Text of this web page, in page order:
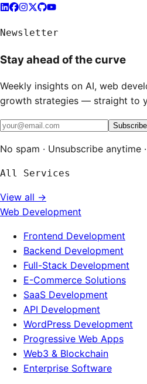
Newsletter
Stay ahead of the curve
Weekly insights on AI, web
growth strategies — straight to
Subscribe
No spam · Unsubscribe anytime
All Services
View all →
Web Development
Frontend Development
Backend Development
Full-Stack Development
E-Commerce Solutions
SaaS Development
API Development
WordPress Development
Progressive Web Apps
Web3 & Blockchain
Enterprise Software